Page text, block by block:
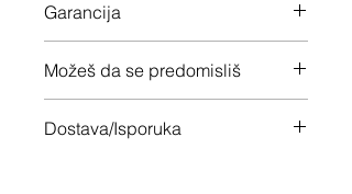
Garancija
Možeš da se predomisliš
nisi zadovoljan
Dostava/Isporuka